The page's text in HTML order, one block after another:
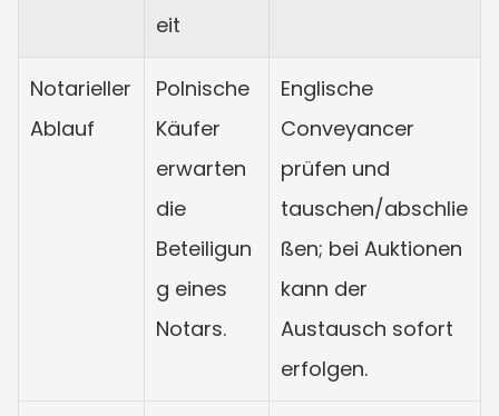
eit
Notarieller
Ablauf
Polnische
Käufer
erwarten
die
Beteiligun
g eines
Notars.
Englische
Conveyancer
prüfen und
tauschen/abschlie
ßen; bei Auktionen
kann der
Austausch sofort
erfolgen.